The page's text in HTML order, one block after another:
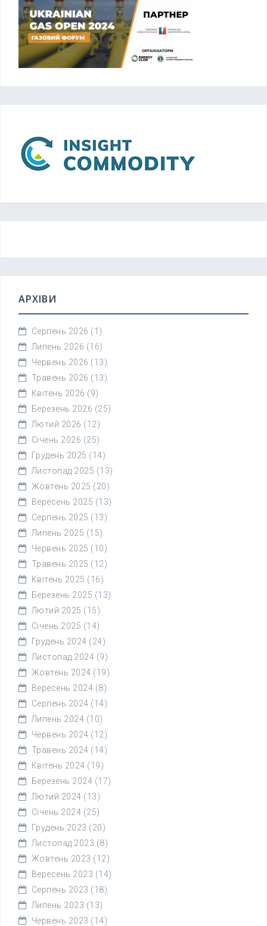
АРХІВИ
Серпень 2026 (1)
Липень 2026 (16)
Червень 2026 (13)
Травень 2026 (13)
Квітень 2026 (9)
Березень 2026 (25)
Лютий 2026 (12)
Січень 2026 (25)
Грудень 2025 (14)
Листопад 2025 (13)
Жовтень 2025 (20)
Вересень 2025 (13)
Серпень 2025 (13)
Липень 2025 (15)
Червень 2025 (10)
Травень 2025 (12)
Квітень 2025 (16)
Березень 2025 (13)
Лютий 2025 (15)
Січень 2025 (14)
Грудень 2024 (24)
Листопад 2024 (9)
Жовтень 2024 (19)
Вересень 2024 (8)
Серпень 2024 (14)
Липень 2024 (10)
Червень 2024 (12)
Травень 2024 (14)
Квітень 2024 (19)
Березень 2024 (17)
Лютий 2024 (13)
Січень 2024 (25)
Грудень 2023 (20)
Листопад 2023 (8)
Жовтень 2023 (12)
Вересень 2023 (14)
Серпень 2023 (18)
Липень 2023 (13)
Червень 2023 (14)